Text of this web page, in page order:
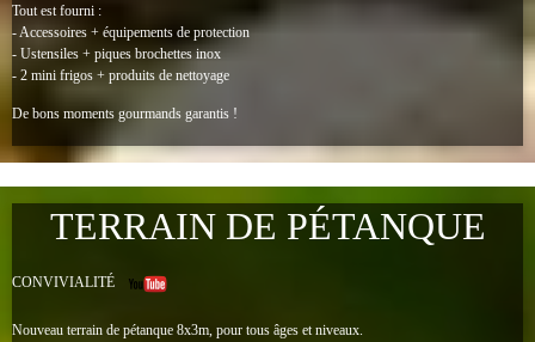
Tout est fourni :
- Accessoires + équipements de protection
- Ustensiles + piques brochettes inox
- 2 mini frigos + produits de nettoyage
De bons moments gourmands garantis !
TERRAIN DE PÉTANQUE
CONVIVIALITÉ
Nouveau terrain de pétanque 8x3m, pour tous âges et niveaux.